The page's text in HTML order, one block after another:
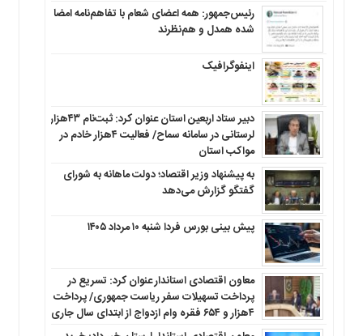
رئیس‌جمهور: همه اعضای شعام با تفاهم‌نامه امضا
شده همدل و هم‌نظرند
اینفوگرافیک
دبیر ستاد اربعین استان عنوان کرد: ثبت‌نام ۴۳هزار
لرستانی در سامانه سماح/ فعالیت ۴هزار خادم در
مواکب استان
به پیشنهاد وزیر اقتصاد؛ دولت ماهانه به شورای
گفتگو گزارش می‌دهد
پیش بینی بورس فردا شنبه ۱۰ مرداد ۱۴۰۵
معاون اقتصادی استاندار عنوان کرد: تسریع در
پرداخت تسهیلات سفر ریاست جمهوری/ پرداخت
۴هزار و ۶۵۴ فقره وام ازدواج از ابتدای سال جاری